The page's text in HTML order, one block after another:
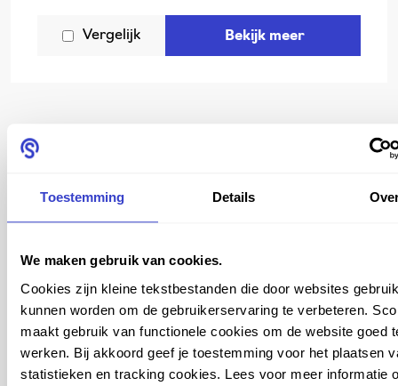
Toestemming Details
We maken gebruik van cookies.
Cookies zijn kleine tekstbestanden die door websites
kunnen worden om de gebruikerservaring te verbeteren.
maakt gebruik van functionele cookies om de website goed
werken. Bij akkoord geef je toestemming voor het plaatsen
statistieken en tracking cookies. Lees voor meer informatie
Vergelijk Bekijk meer
Vaak in combinatie met
SCORE AT WORK